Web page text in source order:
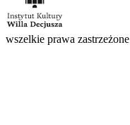
wszelkie prawa zastrzeżone